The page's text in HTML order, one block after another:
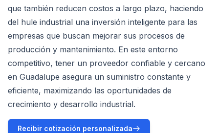
que también reducen costos a largo plazo, haciendo
del hule industrial una inversión inteligente para las
empresas que buscan mejorar sus procesos de
producción y mantenimiento. En este entorno
competitivo, tener un proveedor confiable y cercano
en Guadalupe asegura un suministro constante y
eficiente, maximizando las oportunidades de
crecimiento y desarrollo industrial.
Recibir cotización personalizada